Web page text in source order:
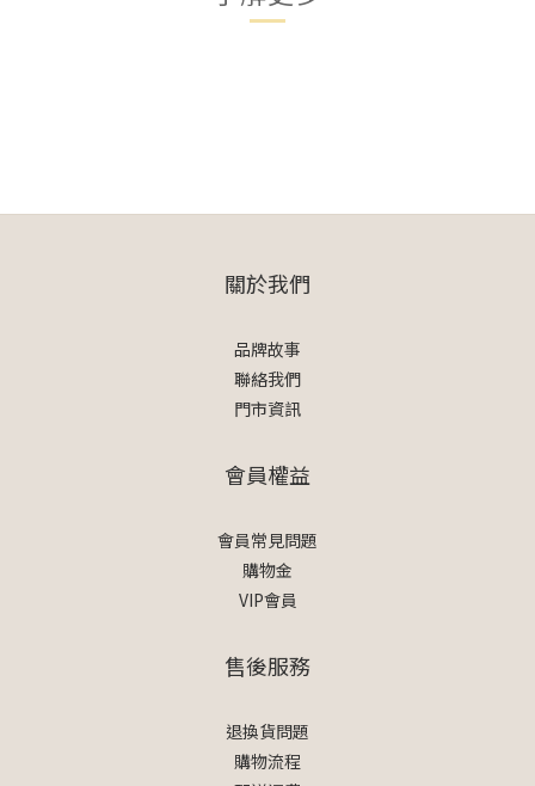
關於我們
品牌故事
聯絡我們
門市資訊
會員權益
會員常見問題
購物金
VIP會員
售後服務
退換貨問題
購物流程